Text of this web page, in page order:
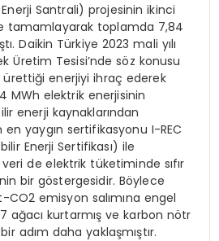
Santrali) projesinin ikinci
tamamlayarak toplamda 7,84
Daikin Türkiye 2023 mali yılı
Üretim Tesisi’nde söz konusu
ürettiği enerjiyi ihraç ederek
MWh elektrik enerjisinin
enerji kaynaklarından
en yaygın sertifikasyonu I-REC
Enerji Sertifikası) ile
de elektrik tüketiminde sıfır
bir göstergesidir. Böylece
CO2 emisyon salımına engel
ağacı kurtarmış ve karbon nötr
adım daha yaklaşmıştır.